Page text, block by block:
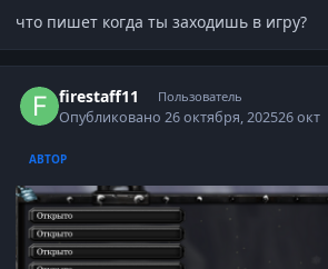
что пишет когда ты заходишь в игру?
firestaff11 Пользователь
Опубликовано26 октября, 202526 окт
АВТОР